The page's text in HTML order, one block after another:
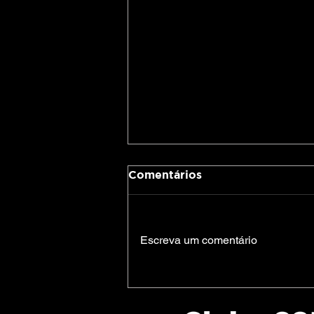
Comentários
Escreva um comentário